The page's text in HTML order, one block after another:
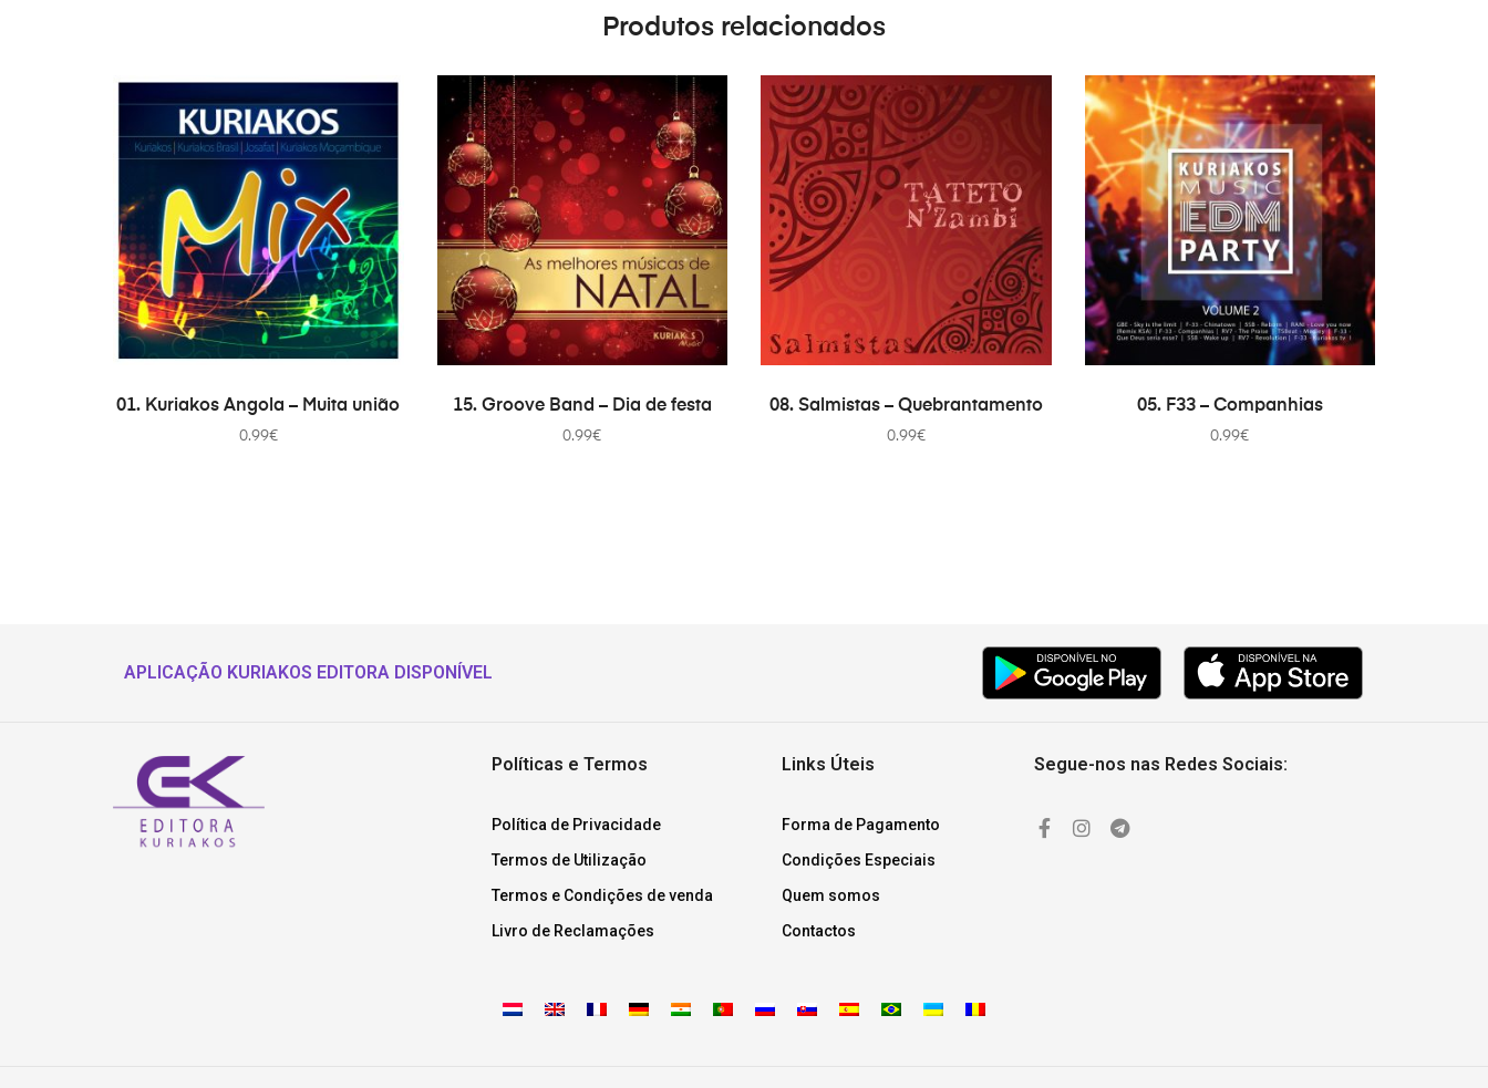
Produtos relacionados
COMPRAR
01. Kuriakos Angola – Muita união
0.99€
COMPRAR
15. Groove Band – Dia de festa
0.99€
COMPRAR
08. Salmistas – Quebrantamento
0.99€
COMPRAR
05. F33 – Companhias
0.99€
APLICAÇÃO KURIAKOS EDITORA DISPONÍVEL
Políticas e Termos
Política de Privacidade
Termos de Utilização
Termos e Condições de venda
Livro de Reclamações
Links Úteis
Forma de Pagamento
Condições Especiais
Quem somos
Contactos
Segue-nos nas Redes Sociais: